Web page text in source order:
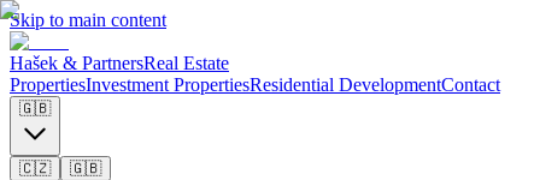
Skip to main content
Hašek & PartnersReal Estate
PropertiesInvestment PropertiesResidential DevelopmentContact
🇬🇧
🇨🇿 🇬🇧